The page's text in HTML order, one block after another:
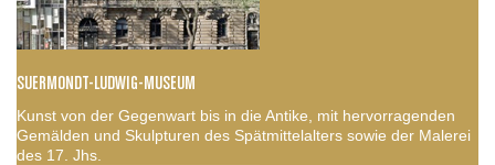
SUERMONDT-LUDWIG-MUSEUM
Kunst von der Gegenwart bis in die Antike, mit hervorragenden
Gemälden und Skulpturen des Spätmittelalters sowie der Malerei
des 17. Jhs.